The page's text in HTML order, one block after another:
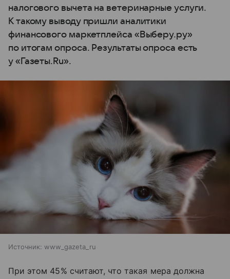
налогового вычета на ветеринарные услуги.
К такому выводу пришли аналитики
финансового маркетплейса «Выберу.ру»
по итогам опроса. Результаты опроса есть
у «Газеты.Ru».
Источник: www_gazeta_ru
При этом 45% считают, что такая мера должна